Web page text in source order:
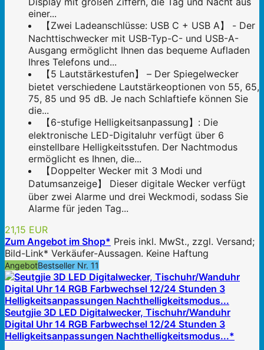
einer...
【Zwei Ladeanschlüsse: USB C + USB A】 - Der
Nachttischwecker mit USB-Typ-C- und USB-A-
Ausgang ermöglicht Ihnen das bequeme Aufladen
Ihres Telefons und...
【5 Lautstärkestufen】 – Der Spiegelwecker
bietet verschiedene Lautstärkeoptionen von 55, 65,
75, 85 und 95 dB. Je nach Schlaftiefe können Sie
die...
【6-stufige Helligkeitsanpassung】: Die
elektronische LED-Digitaluhr verfügt über 6
einstellbare Helligkeitsstufen. Der Nachtmodus
ermöglicht es Ihnen, die...
【Doppelter Wecker mit 3 Modi und
Datumsanzeige】 Dieser digitale Wecker verfügt
über zwei Alarme und drei Weckmodi, sodass Sie
Alarme für jeden Tag...
21,15 EUR
Zum Angebot im Shop* Preis inkl. MwSt., zzgl. Versand;
Bild-Link* Verkäufer-Aussagen. Keine Haftung
AngebotBestseller Nr. 11
Seutgjie 3D LED Digitalwecker, Tischuhr/Wanduhr
Digital Uhr 14 RGB Farbwechsel 12/24 Stunden 3
Helligkeitsanpassungen Nachthelligkeitsmodus...*